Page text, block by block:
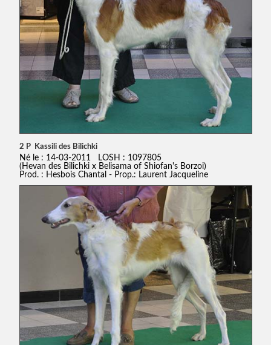
2 P Kassili des Bilichki
Né le : 14-03-2011 LOSH : 1097805
(Hevan des Bilichki x Belisama of Shiofan's Borzoi)
Prod. : Hesbois Chantal - Prop.: Laurent Jacqueline